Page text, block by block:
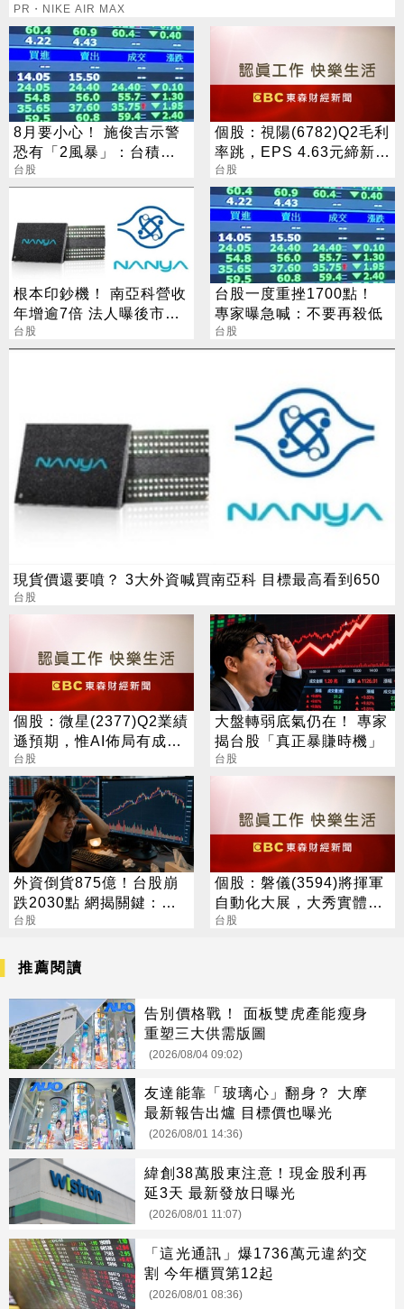
PR・NIKE AIR MAX
8月要小心！ 施俊吉示警
恐有「2風暴」：台積電
也難逃
台股
個股：視陽(6782)Q2毛利
率跳，EPS 4.63元締新
猷，本季營運續看旺
台股
根本印鈔機！ 南亞科營收
年增逾7倍 法人曝後市觀
察4指標
台股
台股一度重挫1700點！
專家曝急喊：不要再殺低
台股
現貨價還要噴？ 3大外資喊買南亞科 目標最高看到650
台股
個股：微星(2377)Q2業績
遜預期，惟AI佈局有成股
價震盪走多，週一大拉尾
盤
台股
大盤轉弱底氣仍在！ 專家
揭台股「真正暴賺時機」
台股
外資倒貨875億！台股崩
跌2030點 網揭關鍵：沒
人接
台股
個股：磐儀(3594)將揮軍
自動化大展，大秀實體AI/
邊緣運算/機器人肌肉
台股
推薦閱讀
告別價格戰！ 面板雙虎產能瘦身
重塑三大供需版圖
(2026/08/04 09:02)
友達能靠「玻璃心」翻身？ 大摩
最新報告出爐 目標價也曝光
(2026/08/01 14:36)
緯創38萬股東注意！現金股利再
延3天 最新發放日曝光
(2026/08/01 11:07)
「這光通訊」爆1736萬元違約交
割 今年櫃買第12起
(2026/08/01 08:36)